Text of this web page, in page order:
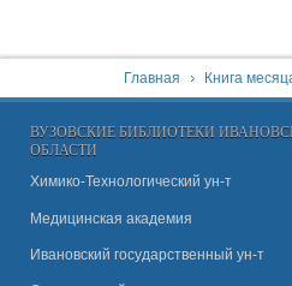
Главная Книга
ВУЗОВСКИЕ БИБЛИОТЕКИ
ОБЛАСТИ
Химико-Технологический ун-т
Медицинская академия
Ивановский государственный ун-т